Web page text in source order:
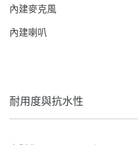
內建麥克風
內建喇叭
耐用度與抗水性